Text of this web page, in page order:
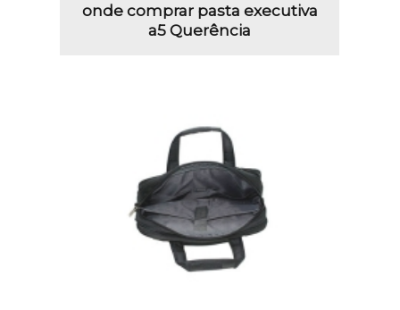
onde comprar pasta executiva
a5 Querência